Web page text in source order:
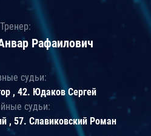
Тренер:
Рафаилович
судьи:
, 42. Юдаков Сергей
судьи:
, 57. Славиковский Роман